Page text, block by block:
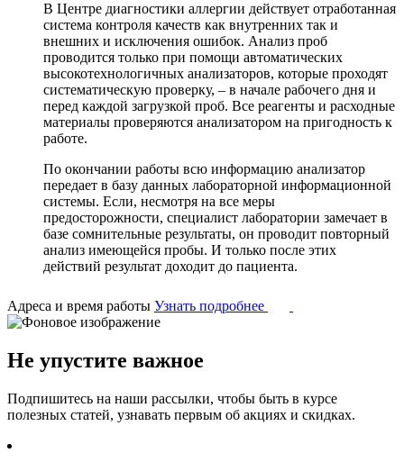
В Центре диагностики аллергии действует отработанная
система контроля качеств как внутренних так и
внешних и исключения ошибок. Анализ проб
проводится только при помощи автоматических
высокотехнологичных анализаторов, которые проходят
систематическую проверку, – в начале рабочего дня и
перед каждой загрузкой проб. Все реагенты и расходные
материалы проверяются анализатором на пригодность к
работе.
По окончании работы всю информацию анализатор
передает в базу данных лабораторной информационной
системы. Если, несмотря на все меры
предосторожности, специалист лаборатории замечает в
базе сомнительные результаты, он проводит повторный
анализ имеющейся пробы. И только после этих
действий результат доходит до пациента.
Адреса и время работы Узнать подробнее
Не упустите важное
Подпишитесь на наши рассылки, чтобы быть в курсе
полезных статей, узнавать первым об акциях и скидках.